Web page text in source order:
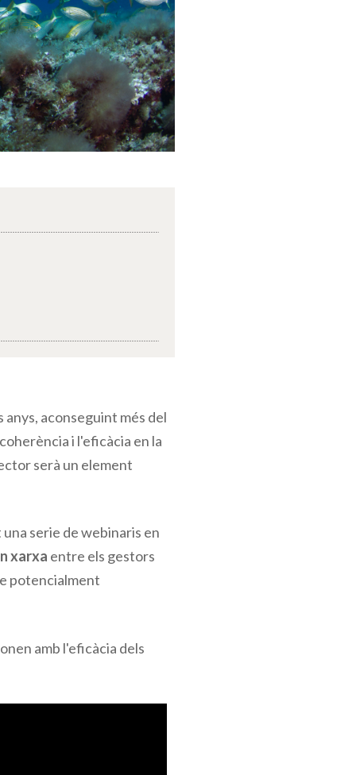
aconseguint més del
i l'eficàcia en la
serà un element
serie de webinaris en
xarxa entre els gestors
potencialment
amb l'eficàcia dels